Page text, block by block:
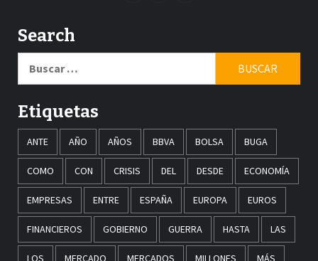
Search
Etiquetas
ANTE AÑO AÑOS BBVA BOLSA BUGA
COMO CON CRISIS DEL DESDE ECONOMÍA
EMPRESAS ENTRE ESPAÑA EUROPA EUROS
FINANCIEROS GOBIERNO GUERRA HASTA LAS
LOS MERCADO MERCADOS MILLONES MÁS